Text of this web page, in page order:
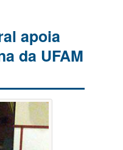
apoia
da UFAM